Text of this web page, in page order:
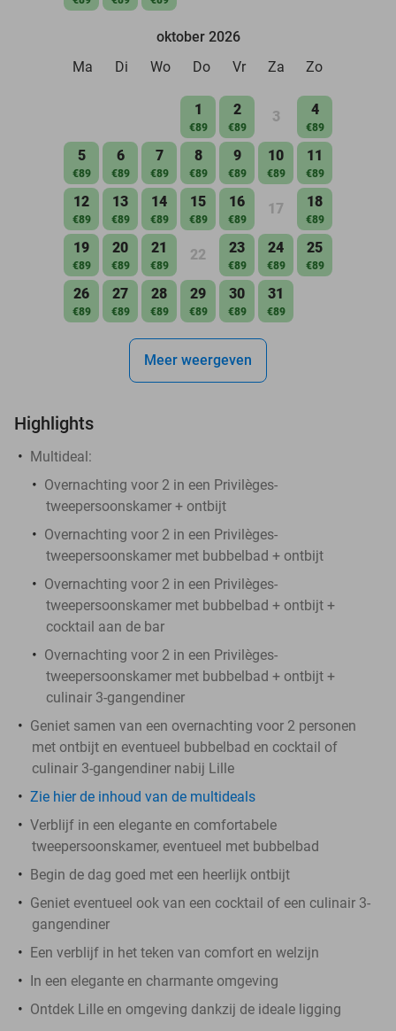
oktober 2026
Ma
Di Wo Do Vr Za Zo
1
€89
2
€89
3 4
€89
5
€89
6
€89
7
€89
8
€89
9
€89
10
€89
11
€89
12
€89
13
€89
14
€89
15
€89
16
€89
17 18
€89
19
€89
20
€89
21
€89
22 23
€89
24
€89
25
€89
26
€89
27
€89
28
€89
29
€89
30
€89
31
€89
Meer weergeven
Highlights
Multideal:
Overnachting voor 2 in een Privilèges-
tweepersoonskamer + ontbijt
Overnachting voor 2 in een Privilèges-
tweepersoonskamer met bubbelbad + ontbijt
Overnachting voor 2 in een Privilèges-
tweepersoonskamer met bubbelbad + ontbijt +
cocktail aan de bar
Overnachting voor 2 in een Privilèges-
tweepersoonskamer met bubbelbad + ontbijt +
culinair 3-gangendiner
Geniet samen van een overnachting voor 2 personen
met ontbijt en eventueel bubbelbad en cocktail of
culinair 3-gangendiner nabij Lille
Zie hier de inhoud van de multideals
Verblijf in een elegante en comfortabele
tweepersoonskamer, eventueel met bubbelbad
Begin de dag goed met een heerlijk ontbijt
Geniet eventueel ook van een cocktail of een culinair 3-
gangendiner
Een verblijf in het teken van comfort en welzijn
In een elegante en charmante omgeving
Ontdek Lille en omgeving dankzij de ideale ligging